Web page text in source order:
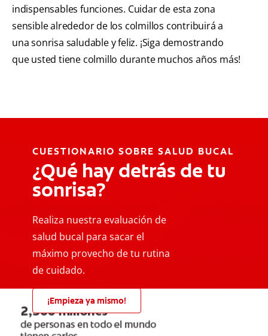
indispensables funciones. Cuidar de esta zona
sensible alrededor de los colmillos contribuirá a
una sonrisa saludable y feliz. ¡Siga demostrando
que usted tiene colmillo durante muchos años más!
CUESTIONARIO SOBRE SALUD BUCAL
¿Qué hay detrás de tu
sonrisa?
Realiza nuestra evaluación de
salud bucal para sacar el
máximo provecho de tu rutina
de cuidado.
¡Empieza ya mismo!